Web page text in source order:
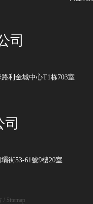
司
利金城中心T1栋703室
街53-61號9樓20室
/ Sitemap